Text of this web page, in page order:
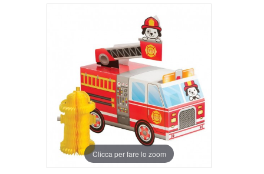
Clicca per fare lo zoom